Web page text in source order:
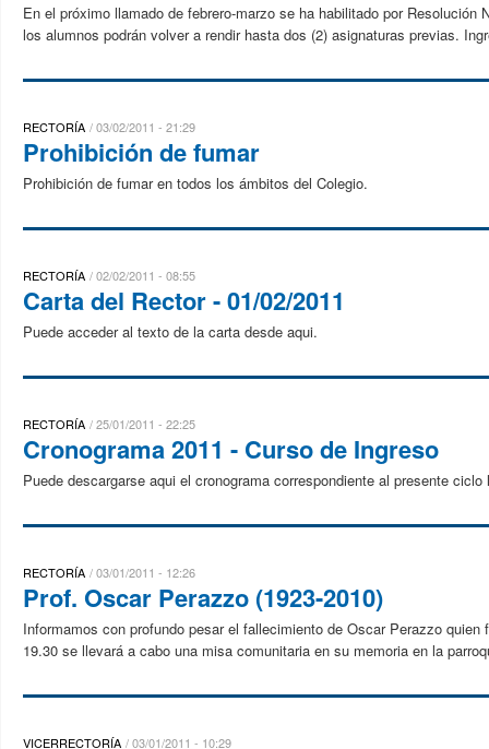
En el próximo llamado de febrero-marzo se ha habilitado por
los alumnos podrán volver a rendir hasta dos (2) asignaturas previas.
RECTORÍA 03/02/2011 - 21:29
Prohibición de fumar
Prohibición de fumar en todos los ámbitos del Colegio.
RECTORÍA 02/02/2011 - 08:55
Carta del Rector - 01/02/2011
Puede acceder al texto de la carta desde aqui.
RECTORÍA 25/01/2011 - 22:25
Cronograma 2011 - Curso de Ingreso
Puede descargarse aqui el cronograma correspondiente al presente
RECTORÍA 03/01/2011 - 12:26
Prof. Oscar Perazzo (1923-2010)
Informamos con profundo pesar el fallecimiento de Oscar Perazzo
19.30 se llevará a cabo una misa comunitaria en su memoria en la
VICERRECTORÍA 03/01/2011 - 10:29